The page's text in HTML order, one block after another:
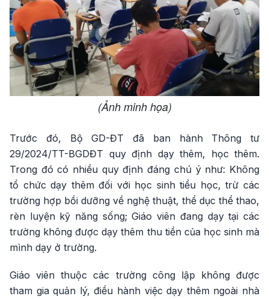
(Ảnh minh họa)
Trước đó, Bộ GD-ĐT đã ban hành Thông tư
29/2024/TT-BGDĐT quy định dạy thêm, học thêm.
Trong đó có nhiều quy định đáng chú ý như: Không
tổ chức dạy thêm đối với học sinh tiểu học, trừ các
trường hợp bồi dưỡng về nghệ thuật, thể dục thể thao,
rèn luyện kỹ năng sống; Giáo viên đang dạy tại các
trường không được dạy thêm thu tiền của học sinh mà
mình dạy ở trường.
Giáo viên thuộc các trường công lập không được
tham gia quản lý, điều hành việc dạy thêm ngoài nhà